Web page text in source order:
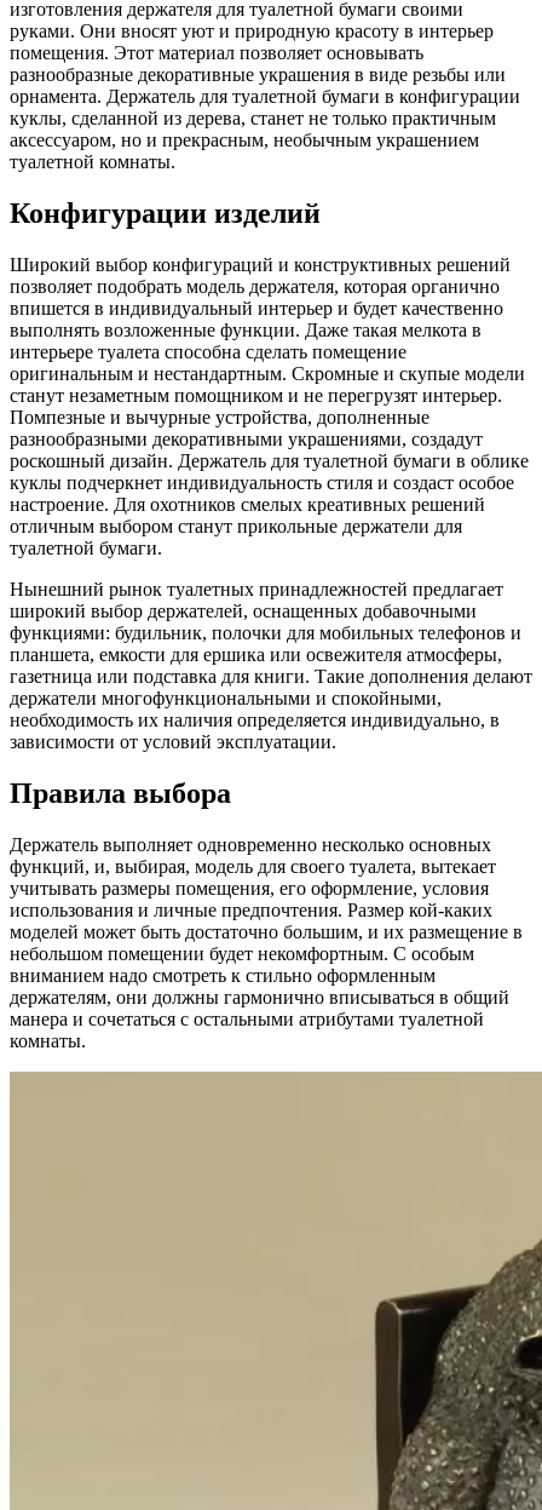
изготовления держателя для туалетной бумаги своими
руками. Они вносят уют и природную красоту в интерьер
помещения. Этот материал позволяет основывать
разнообразные декоративные украшения в виде резьбы или
орнамента. Держатель для туалетной бумаги в конфигурации
куклы, сделанной из дерева, станет не только практичным
аксессуаром, но и прекрасным, необычным украшением
туалетной комнаты.
Конфигурации изделий
Широкий выбор конфигураций и конструктивных решений
позволяет подобрать модель держателя, которая органично
впишется в индивидуальный интерьер и будет качественно
выполнять возложенные функции. Даже такая мелкота в
интерьере туалета способна сделать помещение
оригинальным и нестандартным. Скромные и скупые модели
станут незаметным помощником и не перегрузят интерьер.
Помпезные и вычурные устройства, дополненные
разнообразными декоративными украшениями, создадут
роскошный дизайн. Держатель для туалетной бумаги в облике
куклы подчеркнет индивидуальность стиля и создаст особое
настроение. Для охотников смелых креативных решений
отличным выбором станут прикольные держатели для
туалетной бумаги.
Нынешний рынок туалетных принадлежностей предлагает
широкий выбор держателей, оснащенных добавочными
функциями: будильник, полочки для мобильных телефонов и
планшета, емкости для ершика или освежителя атмосферы,
газетница или подставка для книги. Такие дополнения делают
держатели многофункциональными и спокойными,
необходимость их наличия определяется индивидуально, в
зависимости от условий эксплуатации.
Правила выбора
Держатель выполняет одновременно несколько основных
функций, и, выбирая, модель для своего туалета, вытекает
учитывать размеры помещения, его оформление, условия
использования и личные предпочтения. Размер кой-каких
моделей может быть достаточно большим, и их размещение в
небольшом помещении будет некомфортным. С особым
вниманием надо смотреть к стильно оформленным
держателям, они должны гармонично вписываться в общий
манера и сочетаться с остальными атрибутами туалетной
комнаты.